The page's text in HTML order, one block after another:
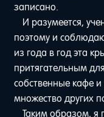
записано.
И разумеется,
поэтому и
из года в год эта
притягательным
собственные кафе
множество других
Таким образом, я